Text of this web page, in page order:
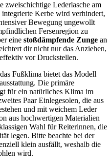
zweischichtige Lederlasche am
Kerbe wird verhindert,
Bewegung ungewollt
Fersenregion zu
eine stoßdämpfende Zunge an
dir nicht nur das Anziehen,
vor Druckstellen.
Fußklima bietet das Modell
Die primäre
für ein natürliches Klima im
Paar Einlegesolen, die aus
und mit weichem Leder
aus hochwertigen Materialien
Wahl für Reiterinnen, die
legen. Bitte beachte bei der
klein ausfällt, weshalb die
wird.